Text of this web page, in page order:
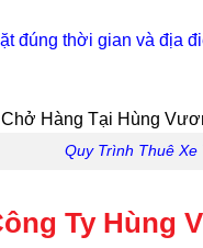
đúng thời gian và địa
Quy Trình Thuê
Ty Hùng